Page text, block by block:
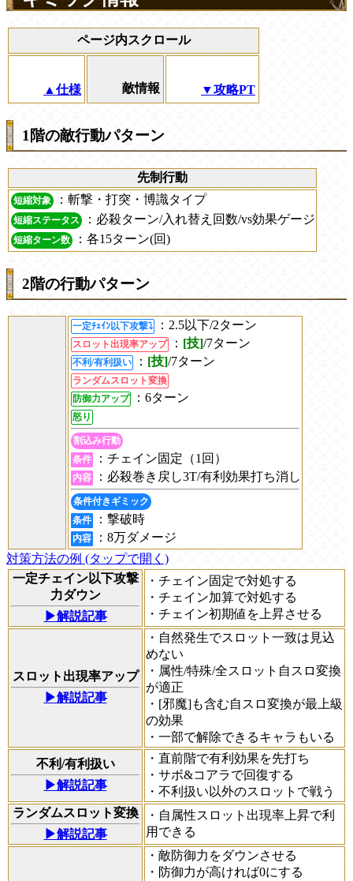
ページ内スクロール
▲仕様 敵情報 ▼攻略PT
1階の敵行動パターン
先制行動
短縮対象 ：斬撃・打突・博識タイプ
短縮ステータス ：必殺ターン/入れ替え回数/vs効果ゲージ
短縮ターン数 ：各15ターン(回)
2階の行動パターン
一定ﾁｪｲﾝ以下攻撃⤵ ：2.5以下/2ターン
スロット出現率アップ ： [技]/7ターン
不利/有利扱い ： [技]/7ターン
ランダムスロット変換
防御力アップ
：6ターン
怒り
割込み行動
条件
：チェイン固定（1回）
内容 ：必殺巻き戻し3T/有利効果打ち消し
条件付きギミック
条件
：撃破時
内容
：8万ダメージ
対策方法の例 (タップで開く)
一定チェイン以下攻撃
力ダウン
▶解説記事
・チェイン固定で対処する
・チェイン加算で対処する
・チェイン初期値を上昇させる
スロット出現率アップ
▶解説記事
・自然発生でスロット一致は見込
めない
・属性/特殊/全スロット自スロ変換
が適正
・[邪魔]も含む自スロ変換が最上級
の効果
・一部で解除できるキャラもいる
不利/有利扱い
▶解説記事
・直前階で有利効果を先打ち
・サボ&コアラで回復する
・不利扱い以外のスロットで戦う
ランダムスロット変換
▶解説記事
・自属性スロット出現率上昇で利
用できる
・敵防御力をダウンさせる
・防御力が高ければ0にする